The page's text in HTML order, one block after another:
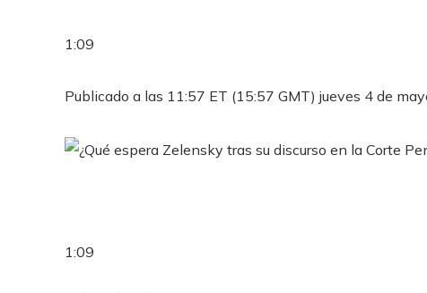
1:09
Publicado a las 11:57 ET (15:57 GMT) jueves 4 de
1:09